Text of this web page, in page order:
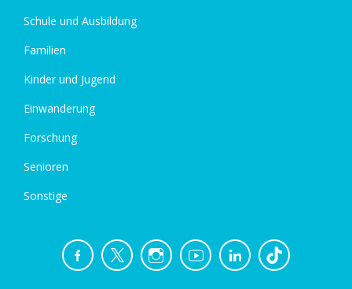
Schule und Ausbildung
Familien
Kinder und Jugend
Einwanderung
Forschung
Senioren
Sonstige